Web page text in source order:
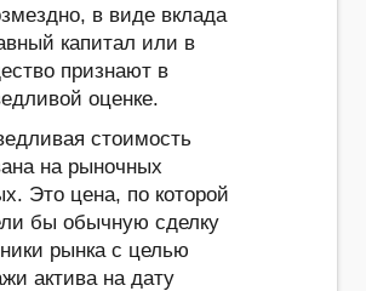
в виде вклада
капитал или в
признают в
оценке.
стоимость
на рыночных
Это цена, по которой
бы обычную сделку
рынка с целью
актива на дату